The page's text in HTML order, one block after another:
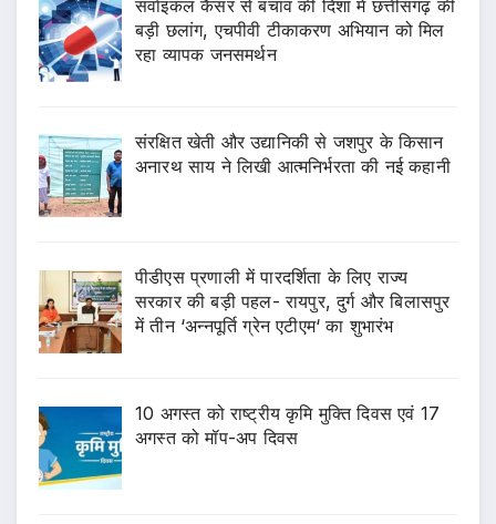
सर्वाइकल कैंसर से बचाव की दिशा में छत्तीसगढ़ की
बड़ी छलांग, एचपीवी टीकाकरण अभियान को मिल
रहा व्यापक जनसमर्थन
संरक्षित खेती और उद्यानिकी से जशपुर के किसान
अनारथ साय ने लिखी आत्मनिर्भरता की नई कहानी
पीडीएस प्रणाली में पारदर्शिता के लिए राज्य
सरकार की बड़ी पहल- रायपुर, दुर्ग और बिलासपुर
में तीन ‘अन्नपूर्ति ग्रेन एटीएम‘ का शुभारंभ
10 अगस्त को राष्ट्रीय कृमि मुक्ति दिवस एवं 17
अगस्त को मॉप-अप दिवस